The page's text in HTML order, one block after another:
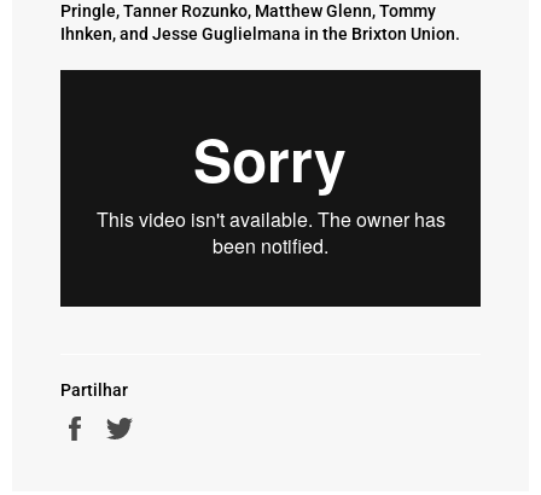
Pringle, Tanner Rozunko, Matthew Glenn, Tommy
Ihnken, and Jesse Guglielmana in the Brixton Union.
Partilhar
Partilhe